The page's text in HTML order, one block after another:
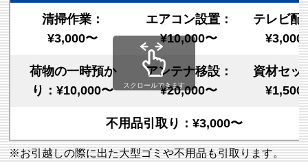
清掃作業：
¥3,000〜
エアコン設置：
¥10,000〜
テレビ配
¥3,000
荷物の一時預か
り：¥10,000〜
アンテナ移設：
¥20,000〜
資材セッ
¥1,500
不用品引取り：¥3,000〜
スクロールできます
※お引越しの際に出た大型ゴミや不用品も引取ります。